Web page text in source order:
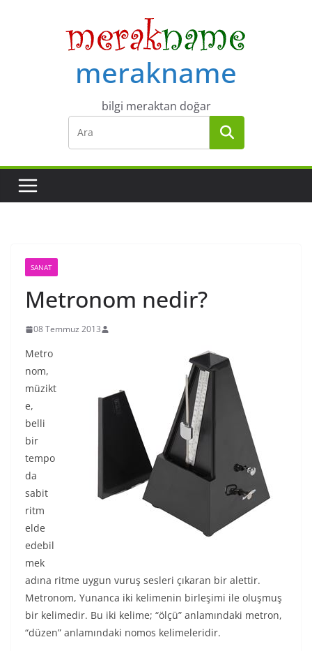
merakname
bilgi meraktan doğar
SANAT
Metronom nedir?
08 Temmuz 2013
Metro
nom,
müzikt
e,
belli
bir
tempo
da
sabit
ritm
elde
edebil
mek
adına ritme uygun vuruş sesleri çıkaran bir alettir.
Metronom, Yunanca iki kelimenin birleşimi ile oluşmuş
bir kelimedir. Bu iki kelime; “ölçü” anlamındaki metron,
“düzen” anlamındaki nomos kelimeleridir.